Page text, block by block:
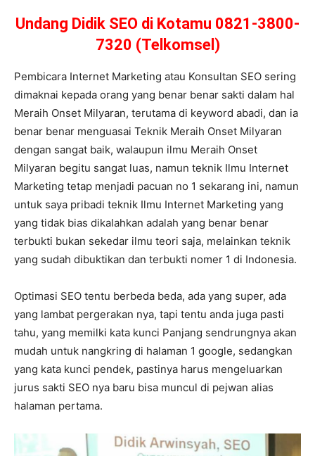
Undang Didik SEO di Kotamu 0821-3800-
7320 (Telkomsel)
Pembicara Internet Marketing atau Konsultan SEO sering
dimaknai kepada orang yang benar benar sakti dalam hal
Meraih Onset Milyaran, terutama di keyword abadi, dan ia
benar benar menguasai Teknik Meraih Onset Milyaran
dengan sangat baik, walaupun ilmu Meraih Onset
Milyaran begitu sangat luas, namun teknik Ilmu Internet
Marketing tetap menjadi pacuan no 1 sekarang ini, namun
untuk saya pribadi teknik Ilmu Internet Marketing yang
yang tidak bias dikalahkan adalah yang benar benar
terbukti bukan sekedar ilmu teori saja, melainkan teknik
yang sudah dibuktikan dan terbukti nomer 1 di Indonesia.
Optimasi SEO tentu berbeda beda, ada yang super, ada
yang lambat pergerakan nya, tapi tentu anda juga pasti
tahu, yang memilki kata kunci Panjang sendrungnya akan
mudah untuk nangkring di halaman 1 google, sedangkan
yang kata kunci pendek, pastinya harus mengeluarkan
jurus sakti SEO nya baru bisa muncul di pejwan alias
halaman pertama.